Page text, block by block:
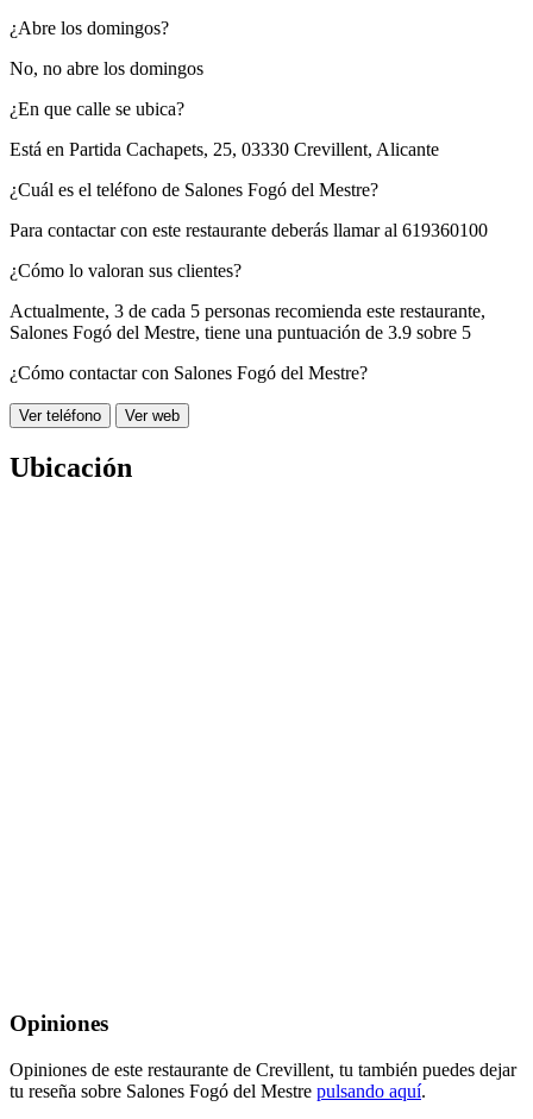
¿Abre los domingos?
No, no abre los domingos
¿En que calle se ubica?
Está en Partida Cachapets, 25, 03330 Crevillent, Alicante
¿Cuál es el teléfono de Salones Fogó del Mestre?
Para contactar con este restaurante deberás llamar al 619360100
¿Cómo lo valoran sus clientes?
Actualmente, 3 de cada 5 personas recomienda este restaurante,
Salones Fogó del Mestre, tiene una puntuación de 3.9 sobre 5
¿Cómo contactar con Salones Fogó del Mestre?
Ver teléfono Ver web
Ubicación
Opiniones
Opiniones de este restaurante de Crevillent, tu también puedes dejar
tu reseña sobre Salones Fogó del Mestre pulsando aquí.